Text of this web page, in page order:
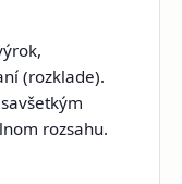
(rozklade).
rozsahu.